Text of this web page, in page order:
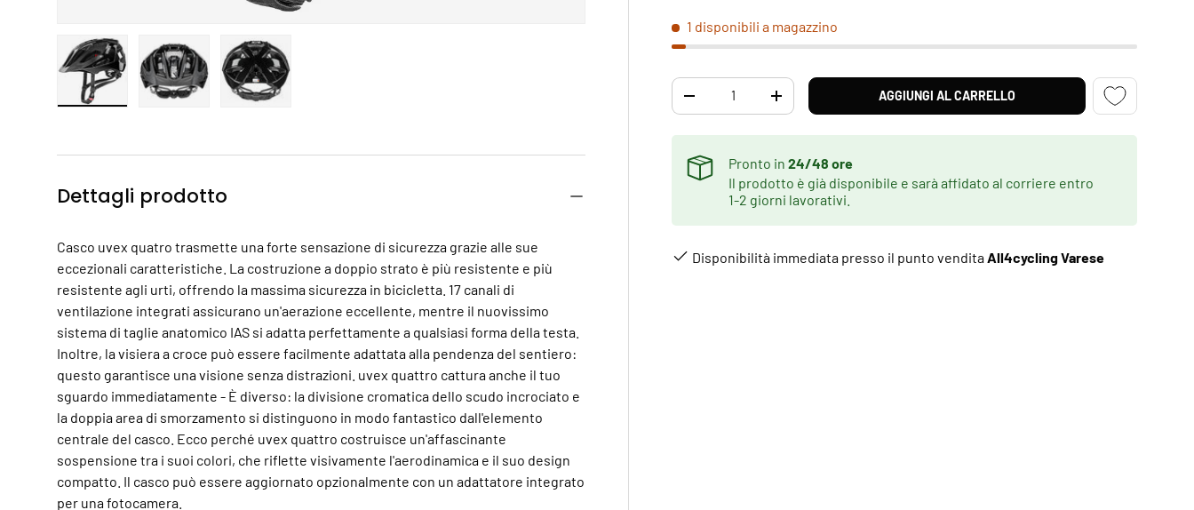
1 disponibili a magazzino
Q.tà
DIMINUIRE LA QUANTITÀAUMENTA LA QUANTITÀAGGIUNGI AL CARRELLO
Pronto in24/48 ore
Il prodotto è già disponibile e sarà affidato al corriere entro
1-2 giorni lavorativi.
Disponibilità immediata presso il punto vendita All4cycling Varese
Dettagli prodotto
Casco uvex quatro trasmette una forte sensazione di sicurezza grazie alle sue
eccezionali caratteristiche. La costruzione a doppio strato è più resistente e più
resistente agli urti, offrendo la massima sicurezza in bicicletta. 17 canali di
ventilazione integrati assicurano un'aerazione eccellente, mentre il nuovissimo
sistema di taglie anatomico IAS si adatta perfettamente a qualsiasi forma della testa.
Inoltre, la visiera a croce può essere facilmente adattata alla pendenza del sentiero:
questo garantisce una visione senza distrazioni. uvex quattro cattura anche il tuo
sguardo immediatamente - È diverso: la divisione cromatica dello scudo incrociato e
la doppia area di smorzamento si distinguono in modo fantastico dall'elemento
centrale del casco. Ecco perché uvex quattro costruisce un'affascinante
sospensione tra i suoi colori, che riflette visivamente l'aerodinamica e il suo design
compatto. Il casco può essere aggiornato opzionalmente con un adattatore integrato
per una fotocamera.